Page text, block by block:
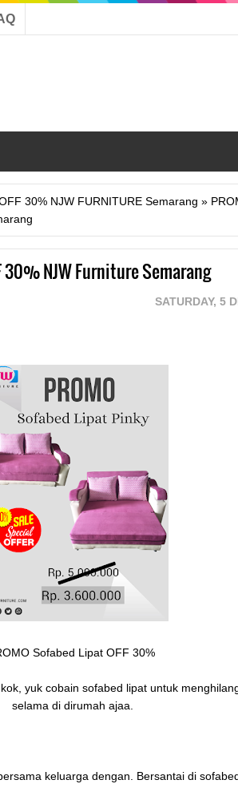
30% NJW FURNITURE Semarang »
30% NJW Furniture Semarang
SATURDAY, 5
Sofabed Lipat OFF 30%
yuk cobain sofabed lipat untuk
selama di dirumah ajaa.
keluarga dengan. Bersantai di